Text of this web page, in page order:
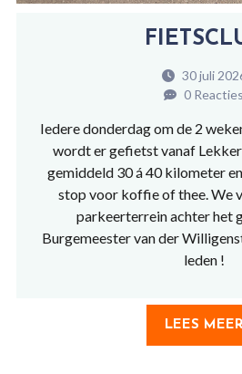
30 juli
0 Reacties
Iedere donderdag om de 2
wordt er gefietst vanaf
gemiddeld 30 á 40 kilometer
stop voor koffie of thee. We
parkeerterrein achter het
Burgemeester van der
leden !
LEES MEER